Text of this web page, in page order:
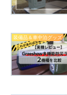
装備品＆車中泊グッズ